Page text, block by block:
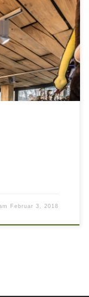
Zooshop in
Februar 3, 2018